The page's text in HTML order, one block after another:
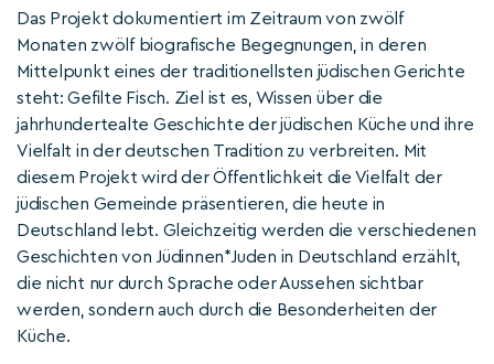
Das Projekt dokumentiert im Zeitraum von zwölf
Monaten zwölf biografische Begegnungen, in deren
Mittelpunkt eines der traditionellsten jüdischen Gerichte
steht: Gefilte Fisch. Ziel ist es, Wissen über die
jahrhundertealte Geschichte der jüdischen Küche und ihre
Vielfalt in der deutschen Tradition zu verbreiten. Mit
diesem Projekt wird der Öffentlichkeit die Vielfalt der
jüdischen Gemeinde präsentieren, die heute in
Deutschland lebt. Gleichzeitig werden die verschiedenen
Geschichten von Jüdinnen*Juden in Deutschland erzählt,
die nicht nur durch Sprache oder Aussehen sichtbar
werden, sondern auch durch die Besonderheiten der
Küche.